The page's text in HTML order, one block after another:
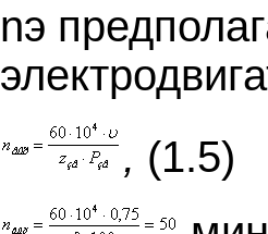
nэ
, (1.5)